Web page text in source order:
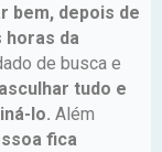
bem, depois de
horas da
de busca e
tudo e
lo. Além
fica